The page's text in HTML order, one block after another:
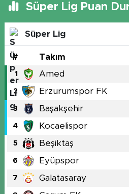
Süper Lig Puan
Süper Lig
# Takım
1 Amed
2 Erzurumspor FK
3 Başakşehir
4 Kocaelispor
5 Beşiktaş
6 Eyüpspor
7 Galatasaray